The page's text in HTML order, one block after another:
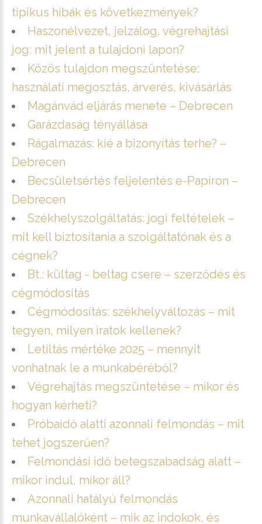
tipikus hibák és következmények?
Haszonélvezet, jelzálog, végrehajtási
jog: mit jelent a tulajdoni lapon?
Közös tulajdon megszüntetése:
használati megosztás, árverés, kivásárlás
Magánvád eljárás menete – Debrecen
Garázdaság tényállása
Rágalmazás: kié a bizonyítás terhe? –
Debrecen
Becsületsértés feljelentés e-Papíron –
Debrecen
Székhelyszolgáltatás: jogi feltételek –
mit kell biztosítania a szolgáltatónak és a
cégnek?
Bt.: kültag - beltag csere – szerződés és
cégmódosítás
Cégmódosítás: székhelyváltozás – mit
tegyen, milyen iratok kellenek?
Letiltás mértéke 2025 – mennyit
vonhatnak le a munkabéréből?
Végrehajtás megszüntetése – mikor és
hogyan kérheti?
Próbaidő alatti azonnali felmondás – mit
tehet jogszerűen?
Felmondási idő betegszabadság alatt –
mikor indul, mikor áll?
Azonnali hatályú felmondás
munkavállalóként – mik az indokok, és